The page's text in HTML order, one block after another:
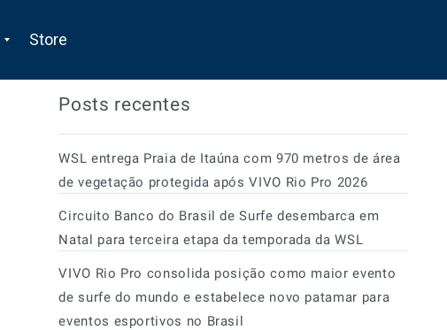
Store
Posts recentes
WSL entrega Praia de Itaúna com 970 metros de área
de vegetação protegida após VIVO Rio Pro 2026
Circuito Banco do Brasil de Surfe desembarca em
Natal para terceira etapa da temporada da WSL
VIVO Rio Pro consolida posição como maior evento
de surfe do mundo e estabelece novo patamar para
eventos esportivos no Brasil